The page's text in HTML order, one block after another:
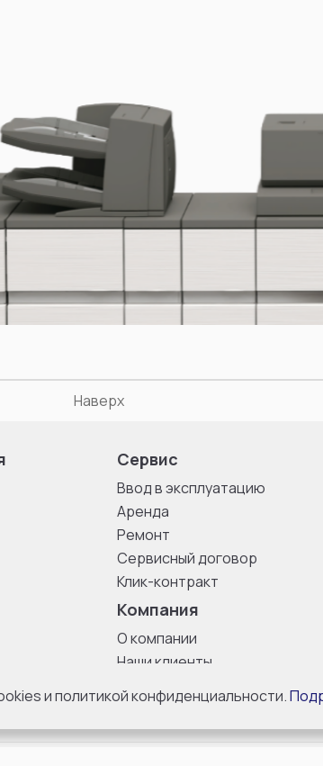
Наверх
Сервис
Ввод в эксплуатацию
Аренда
Ремонт
Сервисный договор
Клик-контракт
Компания
О компании
Наши клиенты
и политикой конфиденциальности.